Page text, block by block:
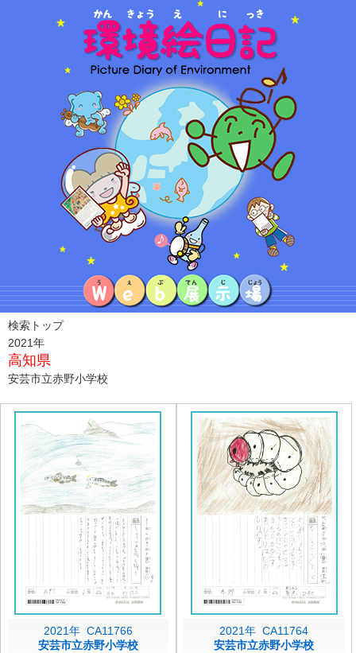
検索トップ
2021年
高知県
安芸市立赤野小学校
2021年 CA11766
安芸市立赤野小学校
2021年 CA11764
安芸市立赤野小学校